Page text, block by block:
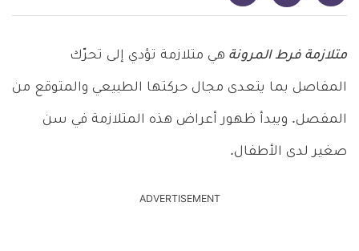
متلازمة فرط المرونة هي متلازمة تؤدي إلى تحرّك
المفاصل بما يتعدى مجال حركتها الطبيعي والمتوقع من
المفصل. ويبدأ ظهور أعراض هذه المتلازمة في سن
صغير لدى الأطفال.
ADVERTISEMENT